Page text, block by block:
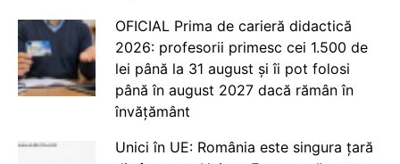
OFICIAL Prima de carieră didactică
2026: profesorii primesc cei 1.500 de
lei până la 31 august și îi pot folosi
până în august 2027 dacă rămân în
învățământ
Unici în UE: România este singura țară